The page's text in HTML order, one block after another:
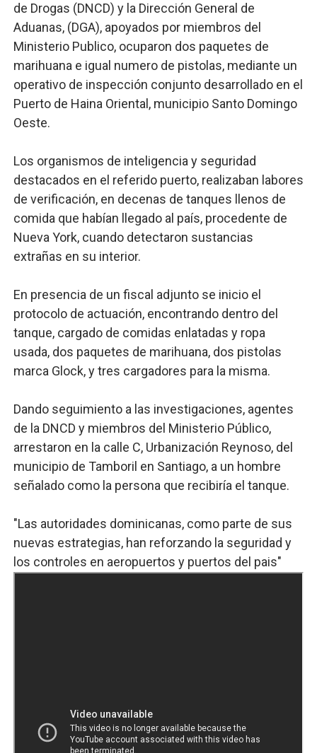
de Drogas (DNCD) y la Dirección General de
Aduanas, (DGA), apoyados por miembros del
Ministerio Publico, ocuparon dos paquetes de
marihuana e igual numero de pistolas, mediante un
operativo de inspección conjunto desarrollado en el
Puerto de Haina Oriental, municipio Santo Domingo
Oeste.
Los organismos de inteligencia y seguridad
destacados en el referido puerto, realizaban labores
de verificación, en decenas de tanques llenos de
comida que habían llegado al país, procedente de
Nueva York, cuando detectaron sustancias
extrañas en su interior.
En presencia de un fiscal adjunto se inicio el
protocolo de actuación, encontrando dentro del
tanque, cargado de comidas enlatadas y ropa
usada, dos paquetes de marihuana, dos pistolas
marca Glock, y tres cargadores para la misma.
Dando seguimiento a las investigaciones, agentes
de la DNCD y miembros del Ministerio Público,
arrestaron en la calle C, Urbanización Reynoso, del
municipio de Tamboril en Santiago, a un hombre
señalado como la persona que recibiría el tanque.
"Las autoridades dominicanas, como parte de sus
nuevas estrategias, han reforzando la seguridad y
los controles en aeropuertos y puertos del pais"